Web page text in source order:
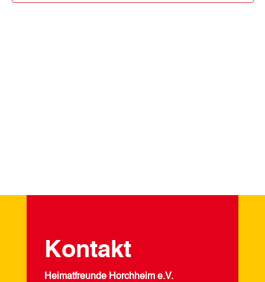
Kontakt
Heimatfreunde Horchheim e.V.